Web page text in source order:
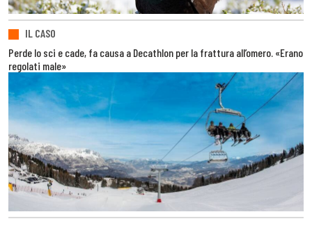
IL CASO
Perde lo sci e cade, fa causa a Decathlon per la frattura all’omero. «Erano
regolati male»